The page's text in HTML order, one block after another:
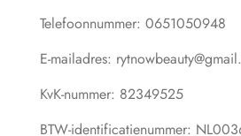
Telefoonnummer: 0651050948
E-mailadres:
KvK-nummer: 82349525
BTW-identificatienummer: